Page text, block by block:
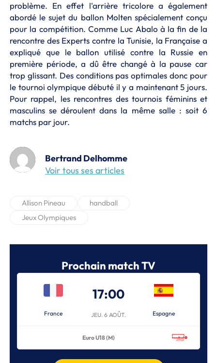
problème. En effet l'arrière tricolore a également
abordé le sujet du ballon Molten spécialement conçu
pour la compétition. Comme Luc Abalo à la fin de la
rencontre des Experts contre la Tunisie, la Française a
expliqué que le ballon utilisé contre la Russie en
première période, a dû être changé à la pause car
trop glissant. Des conditions pas optimales donc pour
le tournoi olympique débuté il y a maintenant 5 jours.
Pour rappel, les rencontres des tournois féminins et
masculins se déroulent dans la même salle : soit 6
matchs par jour.
Bertrand Delhomme
Voir tous ses articles
Allison Pineau
handball
Jeux Olympiques
Prochain match TV
France
17:00
JEU. 6 AOÛT. Espagne
Euro U18 (M)